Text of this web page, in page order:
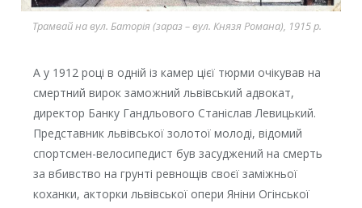
Трамвай на вул. Баторія (зараз – вул. Князя Романа), 1915 р.
А у 1912 році в одній із камер цієї тюрми очікував на
смертний вирок заможний львівський адвокат,
директор Банку Гандльового Станіслав Левицький.
Представник львівської золотої молоді, відомий
спортсмен-велосипедист був засуджений на смерть
за вбивство на грунті ревнощів своєї заміжньої
коханки, акторки львівської опери Яніни Огінської